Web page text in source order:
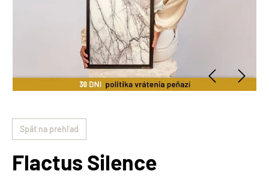
Späť na prehľad
Flactus Silence